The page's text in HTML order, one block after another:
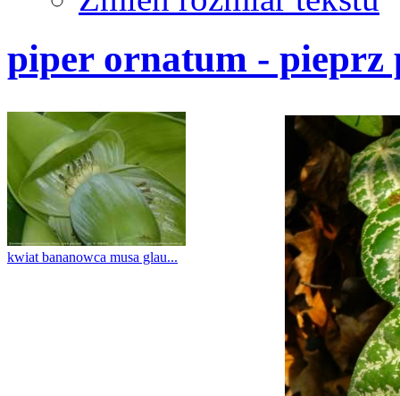
piper ornatum - pieprz
kwiat bananowca musa glau...